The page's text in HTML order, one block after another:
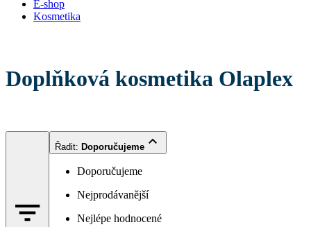
E-shop
Kosmetika
Doplňková kosmetika Olaplex
Řadit: Doporučujeme
Doporučujeme
Nejprodávanější
Nejlépe hodnocené